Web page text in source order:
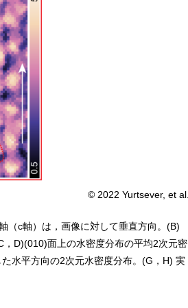
© 2022 Yurtsever, et al.
（c軸）は，画像に対して垂直方向。(B)
D)(010)面上の水密度分布の平均2次元密
水平方向の2次元水密度分布。(G，H) 実